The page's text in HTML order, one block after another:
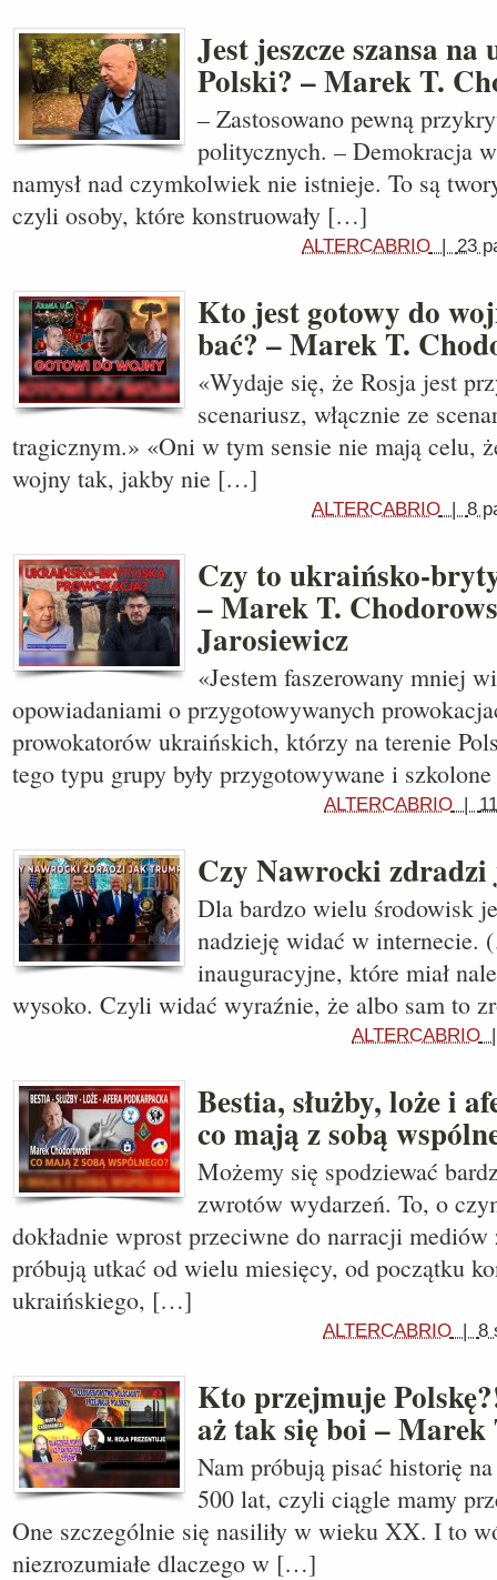
Jest jeszcze szansa
Polski? – Marek T.
– Zastosowano pewną
politycznych. – Demokracja
namysł nad czymkolwiek nie istnieje. To są
czyli osoby, które konstruowały […]
ALTERCABRIO | 23
Kto jest gotowy do
bać? – Marek T.
«Wydaje się, że Rosja jest
scenariusz, włącznie ze
tragicznym.» «Oni w tym sensie nie mają celu,
wojny tak, jakby nie […]
ALTERCABRIO | 8
Czy to ukraińsko-
– Marek T.
Jarosiewicz
«Jestem faszerowany mniej
opowiadaniami o przygotowywanych
prowokatorów ukraińskich, którzy na terenie
tego typu grupy były przygotowywane i
ALTERCABRIO |
Czy Nawrocki
Dla bardzo wielu środowisk
nadzieję widać w internecie.
inauguracyjne, które miał
wysoko. Czyli widać wyraźnie, że albo sam to
ALTERCABRIO
Bestia, służby, loże i
co mają z sobą
Możemy się spodziewać
zwrotów wydarzeń. To, o
dokładnie wprost przeciwne do narracji
próbują utkać od wielu miesięcy, od początku
ukraińskiego, […]
ALTERCABRIO | 8
Kto przejmuje
aż tak się boi –
Nam próbują pisać historię
500 lat, czyli ciągle mamy
One szczególnie się nasiliły w wieku XX. I to
niezrozumiałe dlaczego w […]